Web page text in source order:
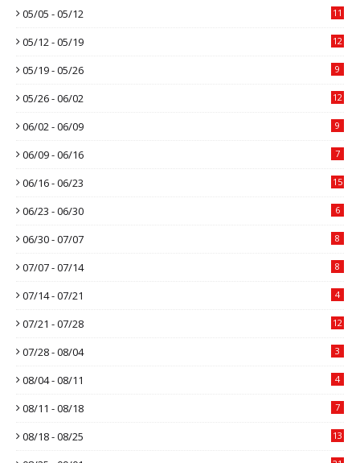
05/05 - 05/12 11
05/12 - 05/19 12
05/19 - 05/26 9
05/26 - 06/02 12
06/02 - 06/09 9
06/09 - 06/16 7
06/16 - 06/23 15
06/23 - 06/30 6
06/30 - 07/07 8
07/07 - 07/14 8
07/14 - 07/21 4
07/21 - 07/28 12
07/28 - 08/04 3
08/04 - 08/11 4
08/11 - 08/18 7
08/18 - 08/25 13